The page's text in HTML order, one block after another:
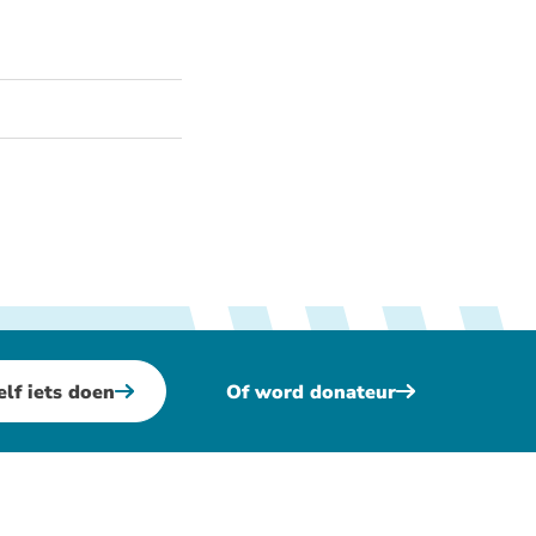
iets doen Of word donateur